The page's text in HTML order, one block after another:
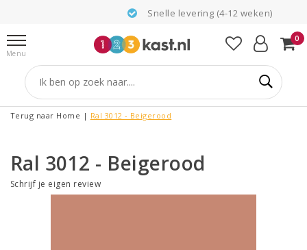
Snelle levering (4-12 weken)
Menu
0
Terug naar Home | Ral 3012 - Beigerood
Ral 3012 - Beigerood
Schrijf je eigen review